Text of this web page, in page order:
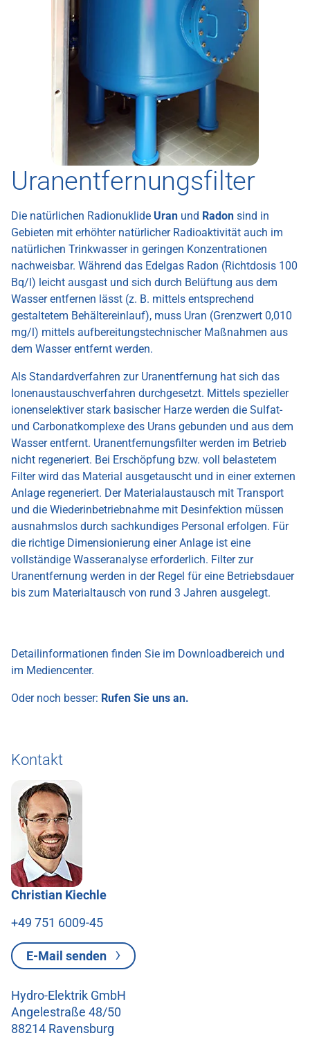
Uranentfernungsfilter
Die natürlichen Radionuklide Uran und Radon sind in
Gebieten mit erhöhter natürlicher Radioaktivität auch im
natürlichen Trinkwasser in geringen Konzentrationen
nachweisbar. Während das Edelgas Radon (Richtdosis 100
Bq/l) leicht ausgast und sich durch Belüftung aus dem
Wasser entfernen lässt (z. B. mittels entsprechend
gestaltetem Behältereinlauf), muss Uran (Grenzwert 0,010
mg/l) mittels aufbereitungstechnischer Maßnahmen aus
dem Wasser entfernt werden.
Als Standardverfahren zur Uranentfernung hat sich das
Ionenaustauschverfahren durchgesetzt. Mittels spezieller
ionenselektiver stark basischer Harze werden die Sulfat-
und Carbonatkomplexe des Urans gebunden und aus dem
Wasser entfernt. Uranentfernungsfilter werden im Betrieb
nicht regeneriert. Bei Erschöpfung bzw. voll belastetem
Filter wird das Material ausgetauscht und in einer externen
Anlage regeneriert. Der Materialaustausch mit Transport
und die Wiederinbetriebnahme mit Desinfektion müssen
ausnahmslos durch sachkundiges Personal erfolgen. Für
die richtige Dimensionierung einer Anlage ist eine
vollständige Wasseranalyse erforderlich. Filter zur
Uranentfernung werden in der Regel für eine Betriebsdauer
bis zum Materialtausch von rund 3 Jahren ausgelegt.
Detailinformationen finden Sie im Downloadbereich und
im Mediencenter.
Oder noch besser: Rufen Sie uns an.
Kontakt
Christian Kiechle
+49 751 6009-45
E-Mail senden
Hydro-Elektrik GmbH
Angelestraße 48/50
88214 Ravensburg